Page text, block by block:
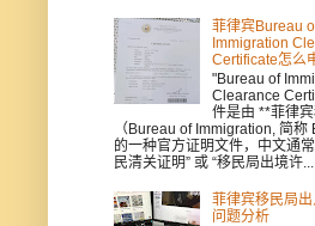
菲律宾Bureau
Immigration
Certificate怎么
"Bureau of
Clearance
件是由 **菲律
（Bureau of Immigration, 简称
的一种官方证明文件，中文通
民清关证明” 或 “移民局出境许...
菲律宾移民局
问题分析